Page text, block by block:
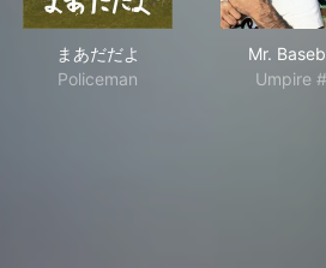
まあだだよ
Policeman
Mr.
Umpire